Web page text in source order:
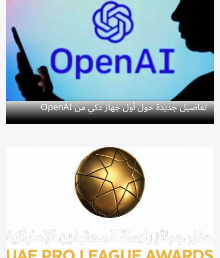
تفاصيل جديدة حول أول جهاز ذكي من OpenAI